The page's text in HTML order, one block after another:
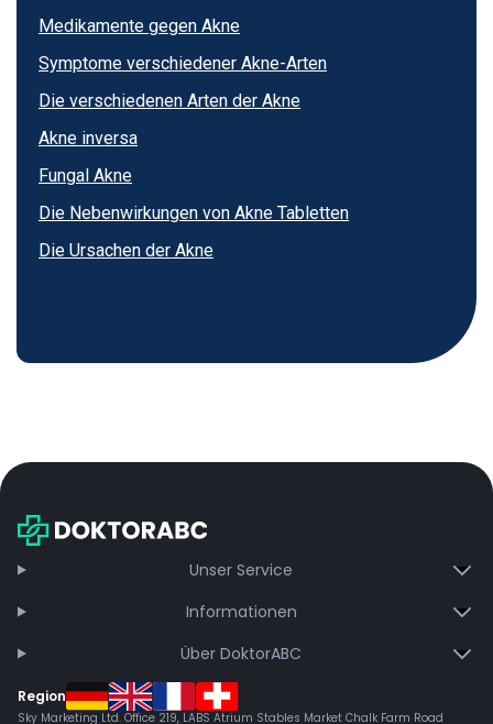
Medikamente gegen Akne
Symptome verschiedener Akne-Arten
Die verschiedenen Arten der Akne
Akne inversa
Fungal Akne
Die Nebenwirkungen von Akne Tabletten
Die Ursachen der Akne
Unser Service
Informationen
Über DoktorABC
Region
Sky Marketing Ltd. Office 219, LABS Atrium Stables Market Chalk Farm Road